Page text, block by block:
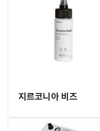
지르코니아 비즈